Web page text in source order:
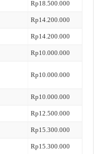
Rp18.500.000
Rp14.200.000
Rp14.200.000
Rp10.000.000
Rp10.000.000
Rp10.000.000
Rp12.500.000
Rp15.300.000
Rp15.300.000